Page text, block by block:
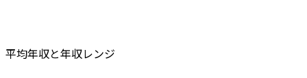
平均年収と年収レンジ